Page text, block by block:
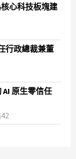
心科技板塊建
行政總裁兼董
AI 原生零信任